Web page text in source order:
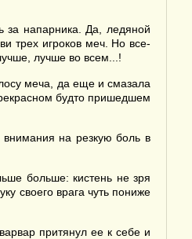
за напарника. Да, ледяной
трех игроков меч. Но все-
лучше во всем...!
меча, да еще и смазала
будто пришедшем
на резкую боль в
больше: кистень не зря
своего врага чуть пониже
притянул ее к себе и